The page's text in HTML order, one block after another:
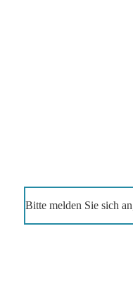
Bitte melden Sie sich